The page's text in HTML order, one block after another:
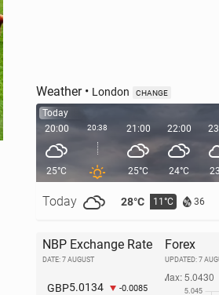
Weather• London CHANGE
Today
20:00
25°C
Today 28°C 11°C 36
20:38 21:00
25°C
22:00
24°C
NBP Exchange Rate
DATE: 7 AUGUST
GBP5.0134 -0.0085
Forex
UPDATED: 7